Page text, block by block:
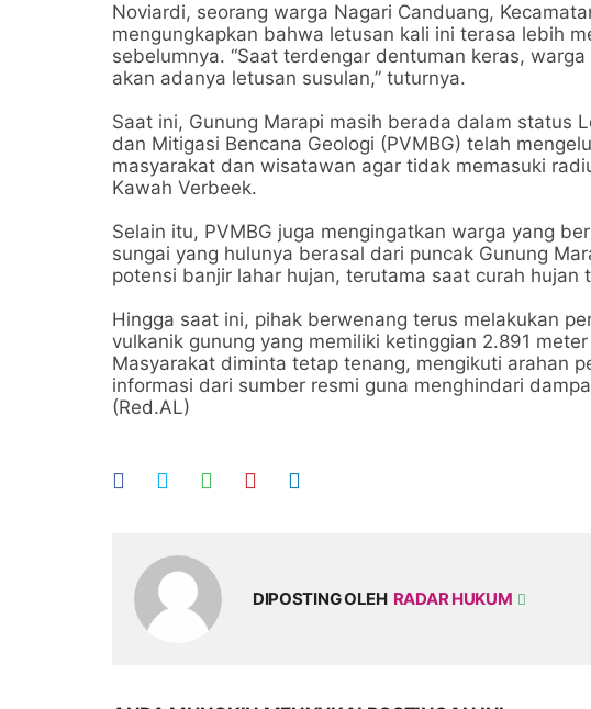
Noviardi, seorang warga Nagari Canduang,
mengungkapkan bahwa letusan kali ini terasa lebih
sebelumnya. “Saat terdengar dentuman keras,
akan adanya letusan susulan,” tuturnya.
Saat ini, Gunung Marapi masih berada dalam status
dan Mitigasi Bencana Geologi (PVMBG) telah
masyarakat dan wisatawan agar tidak memasuki
Kawah Verbeek.
Selain itu, PVMBG juga mengingatkan warga yang
sungai yang hulunya berasal dari puncak Gunung
potensi banjir lahar hujan, terutama saat curah hujan
Hingga saat ini, pihak berwenang terus melakukan
vulkanik gunung yang memiliki ketinggian 2.891
Masyarakat diminta tetap tenang, mengikuti arahan
informasi dari sumber resmi guna menghindari
(Red.AL)
DIPOSTING OLEH RADAR HUKUM